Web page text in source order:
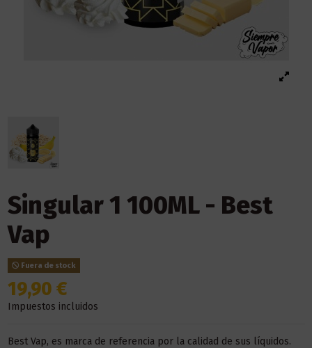
Singular 1 100ML - Best
Vap
Fuera de stock
19,90 €
Impuestos incluidos
Best Vap, es marca de referencia por la calidad de sus líquidos.